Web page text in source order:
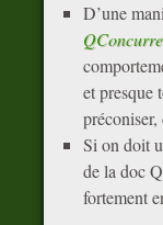
D’une
et presque
Si on doit
de la doc
fortement